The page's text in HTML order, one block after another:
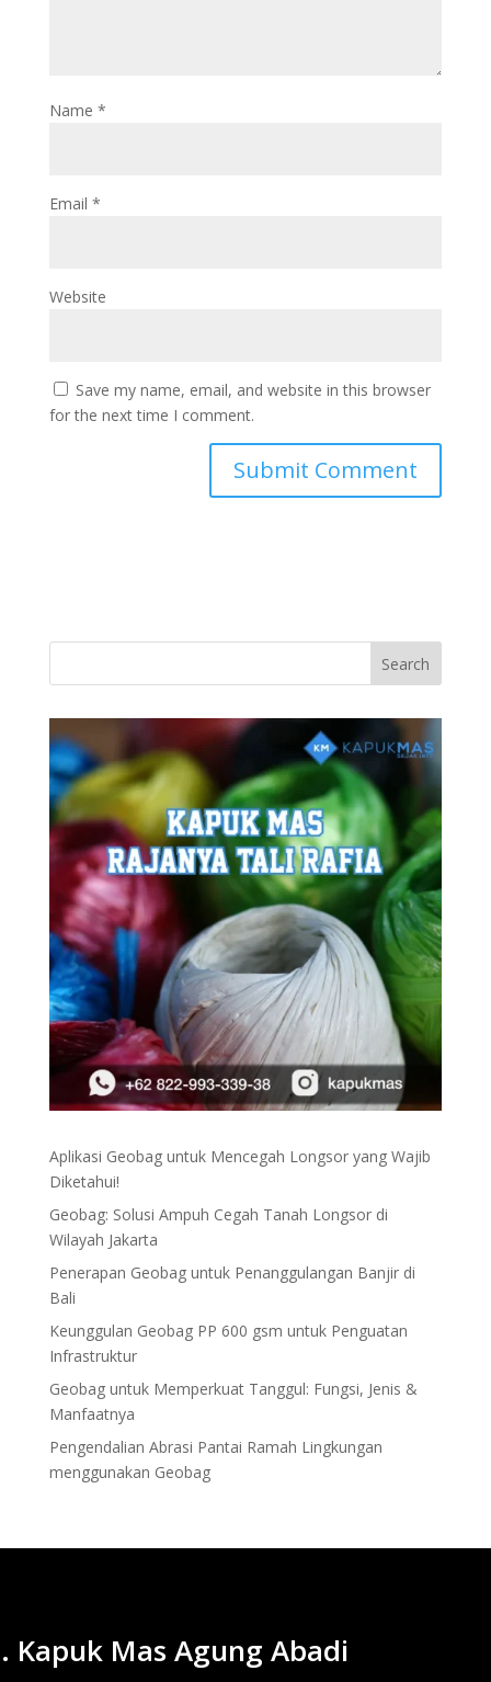
Name *
Email *
Website
Save my name, email, and website in this browser
for the next time I comment.
Aplikasi Geobag untuk Mencegah Longsor yang Wajib
Diketahui!
Geobag: Solusi Ampuh Cegah Tanah Longsor di
Wilayah Jakarta
Penerapan Geobag untuk Penanggulangan Banjir di
Bali
Keunggulan Geobag PP 600 gsm untuk Penguatan
Infrastruktur
Geobag untuk Memperkuat Tanggul: Fungsi, Jenis &
Manfaatnya
Pengendalian Abrasi Pantai Ramah Lingkungan
menggunakan Geobag
Kapuk Mas Agung Abadi